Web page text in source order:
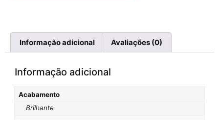
Informação adicional Avaliações (0)
Informação adicional
Acabamento
Brilhante